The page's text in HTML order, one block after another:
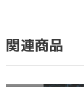
関連商品